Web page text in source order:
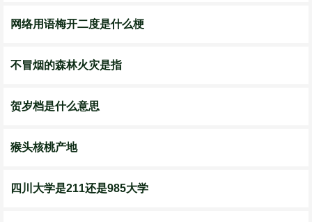
网络用语梅开二度是什么梗
不冒烟的森林火灾是指
贺岁档是什么意思
猴头核桃产地
四川大学是211还是985大学